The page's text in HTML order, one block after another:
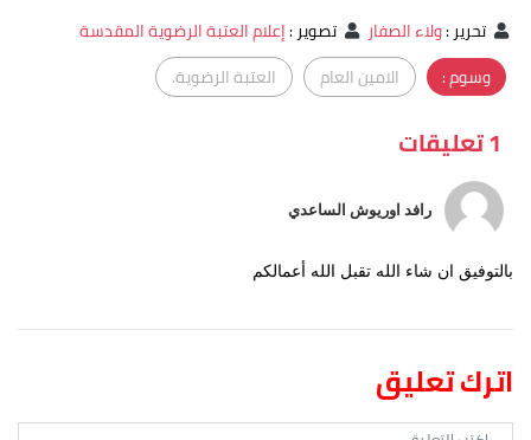
تحرير:ولاء الصفار تصوير:إعلام العتبة الرضوية المقدسة
وسوم :
الامين العام العتبة الرضوية.
1 تعليقات
رافد اوريوش الساعدي
بالتوفيق ان شاء الله تقبل الله أعمالكم
اترك تعليق